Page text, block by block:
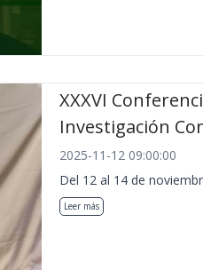
XXXVI
Investigación
2025-11-12 09:00:00
Del 12 al 14 de
Leer más